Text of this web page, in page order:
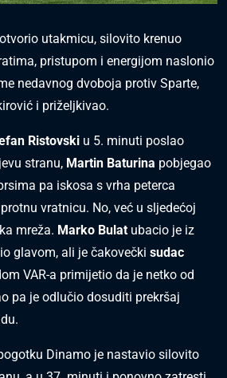
utakmicu, silovito krenuo
pristupom i energijom naslonio
nedavnog dvoboja protiv Sparte,
i priželjkivao.
Ristovski u 5. minuti poslao
stranu, Martin Baturina pobjegao
pa iskosa s vrha peterca
vratnicu. No, već u sljedećoj
mreža. Marko Bulat ubacio je iz
glavom, ali je čakovečki sudac
VAR-a primijetio da je netko od
pa je odlučio dosuditi prekršaj
Dinamo je nastavio silovito